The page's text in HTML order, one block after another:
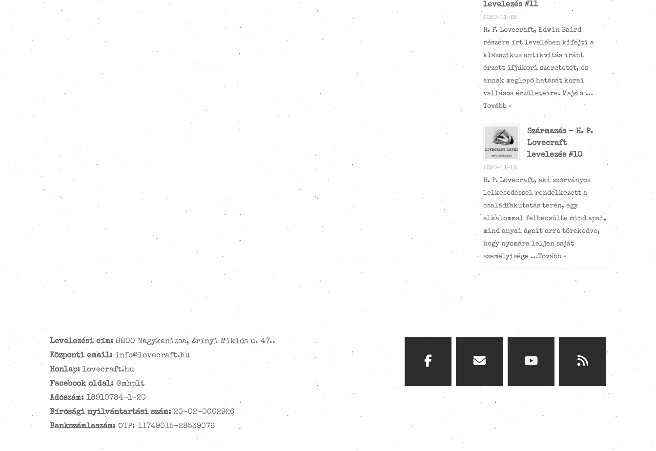
levelezés #11
2020-11-25
H. P. Lovecraft, Edwin Baird
részére írt levelében kifejti a
klasszikus antikvitás iránt
érzett ifjúkori szeretetét, és
annak meglepő hatását korai
vallásos érzületeire. Majd a …
Tovább »
Származás – H. P.
Lovecraft
levelezés #10
2020-11-18
H. P. Lovecraft, aki szórványos
lelkesedéssel rendelkezett a
családfakutatás terén, egy
alkalommal felbecsülte mind apai,
mind anyai ágait arra törekedve,
hogy nyomára leljen saját
személyisége …Tovább »
Levelezési cím: 8800 Nagykanizsa, Zrínyi Miklós u. 47..
Központi email: info@lovecraft.hu
Honlap: lovecraft.hu
Facebook oldal: @mhplt
Adószám: 18910784-1-20
Bírósági nyilvántartási szám: 20-02-0002926
Bankszámlaszám: OTP: 11749015-28539076